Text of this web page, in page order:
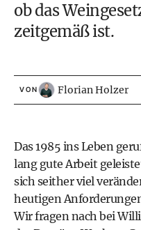
ob das
zeitgemäß ist.
VON Florian Holzer
Das 1985 ins Leben
lang gute Arbeit
sich seither viel
heutigen
Wir fragen nach bei